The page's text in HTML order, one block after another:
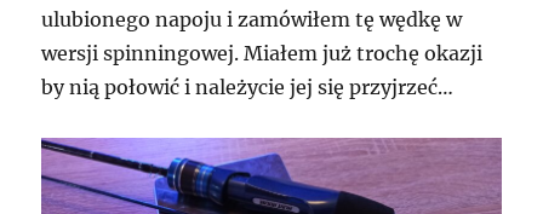
ulubionego napoju i zamówiłem tę wędkę w
wersji spinningowej. Miałem już trochę okazji
by nią połowić i należycie jej się przyjrzeć…